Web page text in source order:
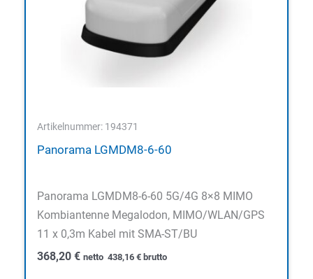
Artikelnummer: 194371
Panorama LGMDM8-6-60
Panorama LGMDM8-6-60 5G/4G 8×8 MIMO
Kombiantenne Megalodon, MIMO/WLAN/GPS
11 x 0,3m Kabel mit SMA-ST/BU
368,20 € netto 438,16 € brutto